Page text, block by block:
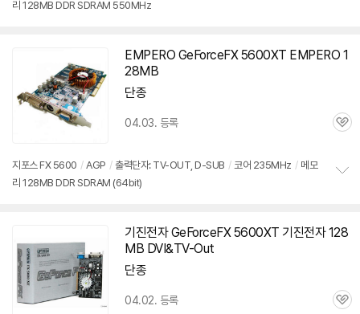
리 128MB DDR SDRAM 550MHz
치
EMPERO GeForceFX5600XT EMPERO 1
28MB
단종
04.03. 등록
관
지포스 FX 5600 / AGP / 출력단자: TV-OUT, D-SUB / 코어 235MHz / 메모
리 128MB DDR SDRAM (64bit)
치
기진전자 GeForceFX5600XT 기진전자 128
MB DVI&TV-Out
단종
04.02. 등록
관